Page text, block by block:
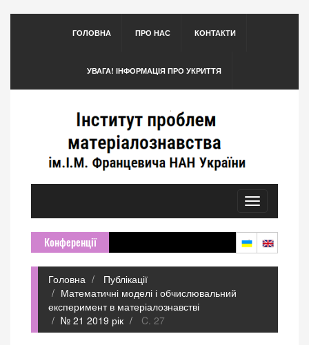
ГОЛОВНА ПРО НАС КОНТАКТИ
УВАГА! ІНФОРМАЦІЯ ПРО УКРИТТЯ
Toggle
navigation
Конференції
Головна
Публікації
Математичні моделі і обчислювальний
експеримент в матеріалознавстві
№ 21 2019 рік
C. 27